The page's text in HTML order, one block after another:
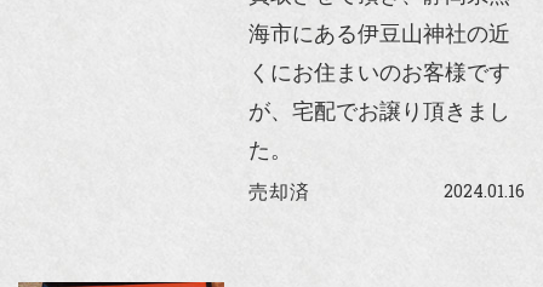
海市にある伊豆山神社の近
くにお住まいのお客様です
が、宅配でお譲り頂きまし
た。
売却済 2024.01.16